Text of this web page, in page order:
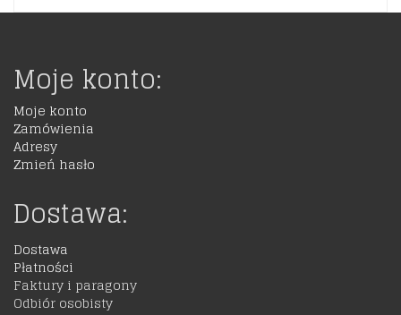
Moje konto:
Moje konto
Zamówienia
Adresy
Zmień hasło
Dostawa:
Dostawa
Płatności
Faktury i paragony
Odbiór osobisty